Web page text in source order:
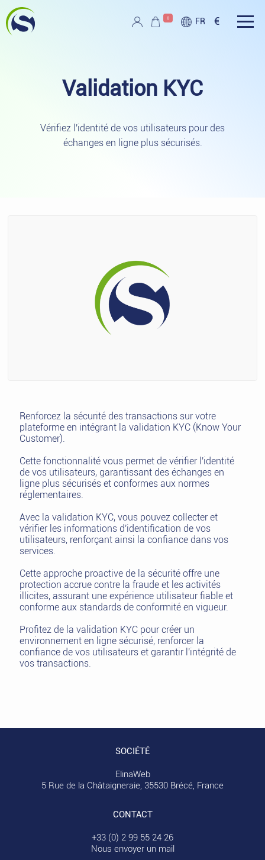
Aller au contenu principal
0 FR €
Validation KYC
Vérifiez l'identité de vos utilisateurs pour des
échanges en ligne plus sécurisés.
Renforcez la sécurité des transactions sur votre
plateforme en intégrant la validation KYC (Know Your
Customer).
Cette fonctionnalité vous permet de vérifier l'identité
de vos utilisateurs, garantissant des échanges en
ligne plus sécurisés et conformes aux normes
réglementaires.
Avec la validation KYC, vous pouvez collecter et
vérifier les informations d'identification de vos
utilisateurs, renforçant ainsi la confiance dans vos
services.
Cette approche proactive de la sécurité offre une
protection accrue contre la fraude et les activités
illicites, assurant une expérience utilisateur fiable et
conforme aux standards de conformité en vigueur.
Profitez de la validation KYC pour créer un
environnement en ligne sécurisé, renforcer la
confiance de vos utilisateurs et garantir l'intégrité de
vos transactions.
SOCIÉTÉ
ElinaWeb
5 Rue de la Châtaigneraie, 35530 Brécé, France
CONTACT
+33 (0) 2 99 55 24 26
Nous envoyer un mail